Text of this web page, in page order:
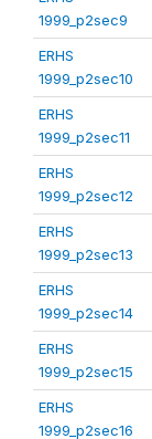
1999_p2sec9
ERHS
1999_p2sec10
ERHS
1999_p2sec11
ERHS
1999_p2sec12
ERHS
1999_p2sec13
ERHS
1999_p2sec14
ERHS
1999_p2sec15
ERHS
1999_p2sec16